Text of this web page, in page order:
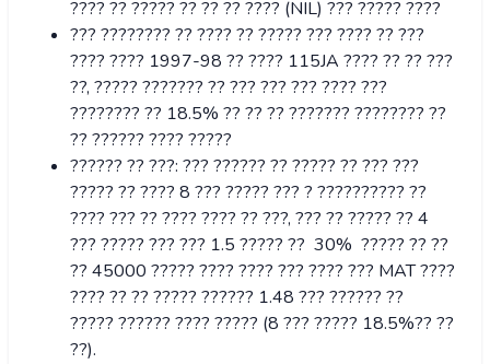
???? ?? ????? ?? ?? ?? ???? (NIL) ??? ????? ????
??? ???????? ?? ???? ?? ????? ??? ???? ?? ???
???? ???? 1997-98 ?? ???? 115JA ???? ?? ?? ???
??, ????? ??????? ?? ??? ??? ??? ???? ???
???????? ?? 18.5% ?? ?? ?? ??????? ???????? ??
?? ?????? ???? ?????
?????? ?? ???: ??? ?????? ?? ????? ?? ??? ???
????? ?? ???? 8 ??? ????? ??? ? ?????????? ??
???? ??? ?? ???? ???? ?? ???, ??? ?? ????? ?? 4
??? ????? ??? ??? 1.5 ????? ?? 30% ????? ?? ??
?? 45000 ????? ???? ???? ??? ???? ??? MAT ????
???? ?? ?? ????? ?????? 1.48 ??? ?????? ??
????? ?????? ???? ????? (8 ??? ????? 18.5%?? ??
??).